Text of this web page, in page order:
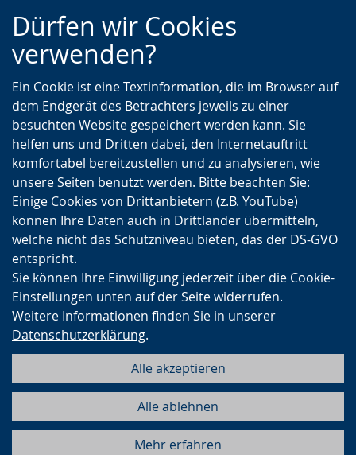
Zur
Hauptnavigation
Zur
Seitennavigation
Zum
Inhalt
Dürfen wir Cookies
verwenden?
Ein Cookie ist eine Textinformation, die im Browser auf
dem Endgerät des Betrachters jeweils zu einer
besuchten Website gespeichert werden kann. Sie
helfen uns und Dritten dabei, den Internetauftritt
komfortabel bereitzustellen und zu analysieren, wie
unsere Seiten benutzt werden. Bitte beachten Sie:
Einige Cookies von Drittanbietern (z.B. YouTube)
können Ihre Daten auch in Drittländer übermitteln,
welche nicht das Schutzniveau bieten, das der DS-GVO
entspricht.
Sie können Ihre Einwilligung jederzeit über die Cookie-
Einstellungen unten auf der Seite widerrufen.
Weitere Informationen finden Sie in unserer
Datenschutzerklärung.
Alle akzeptieren
Alle ablehnen
Mehr erfahren